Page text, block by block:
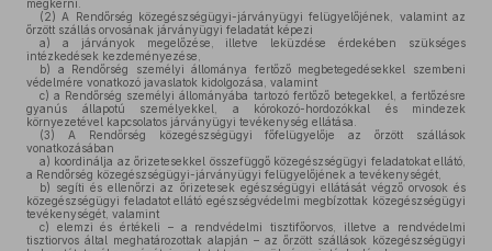
megkérni.
(2) A Rendőrség közegészségügyi-járványügyi felügyelőjének, valamint az
őrzött szállás orvosának járványügyi feladatát képezi
a) a járványok megelőzése, illetve leküzdése érdekében szükséges
intézkedések kezdeményezése,
b) a Rendőrség személyi állománya fertőző megbetegedésekkel szembeni
védelmére vonatkozó javaslatok kidolgozása, valamint
c) a Rendőrség személyi állományába tartozó fertőző betegekkel, a fertőzésre
gyanús állapotú személyekkel, a kórokozó-hordozókkal és mindezek
környezetével kapcsolatos járványügyi tevékenység ellátása.
(3) A Rendőrség közegészségügyi főfelügyelője az őrzött szállások
vonatkozásában
a) koordinálja az őrizetesekkel összefüggő közegészségügyi feladatokat ellátó,
a Rendőrség közegészségügyi-járványügyi felügyelőjének a tevékenységét,
b) segíti és ellenőrzi az őrizetesek egészségügyi ellátását végző orvosok és
közegészségügyi feladatot ellátó egészségvédelmi megbízottak közegészségügyi
tevékenységét, valamint
c) elemzi és értékeli – a rendvédelmi tisztifőorvos, illetve a rendvédelmi
tisztiorvos által meghatározottak alapján – az őrzött szállások közegészségügyi